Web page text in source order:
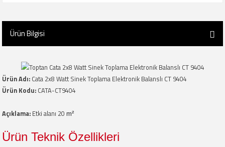
Ürün Bilgisi
Ürün Adı: Cata 2x8 Watt Sinek Toplama Elektronik Balanslı CT 9404
Ürün Kodu: CATA-CT9404
Açıklama: Etki alanı 20 m²
Ürün Teknik Özellikleri